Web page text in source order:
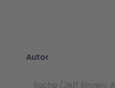
Autor